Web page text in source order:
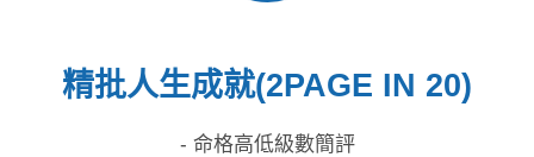
精批人生成就(2PAGE IN 20)
- 命格高低級數簡評